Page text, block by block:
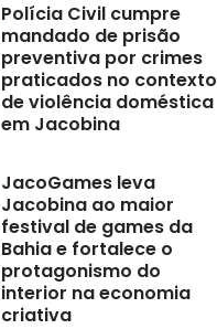
Polícia Civil cumpre
mandado de prisão
preventiva por crimes
praticados no contexto
de violência doméstica
em Jacobina
JacoGames leva
Jacobina ao maior
festival de games da
Bahia e fortalece o
protagonismo do
interior na economia
criativa